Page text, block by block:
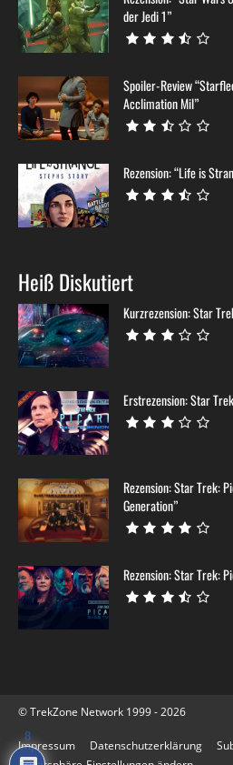
der Jedi 1”
Spoiler-Review
Acclimation Mil”
Rezension: “Life is
Heiß Diskutiert
Kurzrezension: Star
Erstrezension: Star
Rezension: Star Trek:
Generation”
Rezension: Star Trek:
© TrekZone Network 1999 - 2026
Impressum Datenschutzerklärung
8